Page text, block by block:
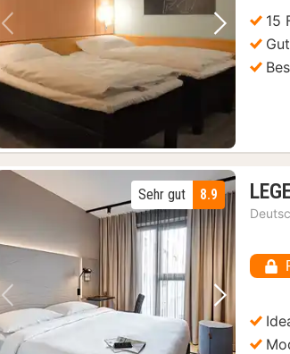
Vorheriges Bild
15
Vorheriges Bild Nächstes
8.9
Sehr gut